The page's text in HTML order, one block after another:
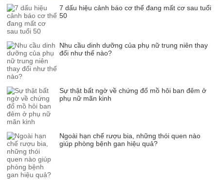
7 dấu hiệu cảnh báo cơ thể đang mất cơ sau tuổi
50
Nhu cầu dinh dưỡng của phụ nữ trung niên thay
đổi như thế nào?
Sự thật bất ngờ về chứng đổ mồ hôi ban đêm ở
phụ nữ mãn kinh
Ngoài hạn chế rượu bia, những thói quen nào
giúp phòng bệnh gan hiệu quả?